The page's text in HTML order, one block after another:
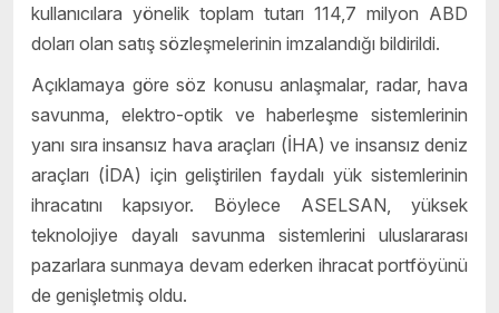
kullanıcılara yönelik toplam tutarı 114,7 milyon ABD
doları olan satış sözleşmelerinin imzalandığı bildirildi.
Açıklamaya göre söz konusu anlaşmalar, radar, hava
savunma, elektro-optik ve haberleşme sistemlerinin
yanı sıra insansız hava araçları (İHA) ve insansız deniz
araçları (İDA) için geliştirilen faydalı yük sistemlerinin
ihracatını kapsıyor. Böylece ASELSAN, yüksek
teknolojiye dayalı savunma sistemlerini uluslararası
pazarlara sunmaya devam ederken ihracat portföyünü
de genişletmiş oldu.